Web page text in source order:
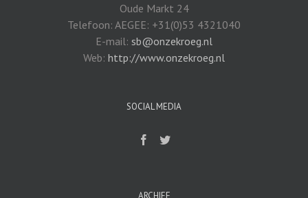
Oude Markt 24
Telefoon: AEGEE: +31(0)53 4321040
E-mail: sb@onzekroeg.nl
Web: http://www.onzekroeg.nl
SOCIAL MEDIA
ARCHIEF